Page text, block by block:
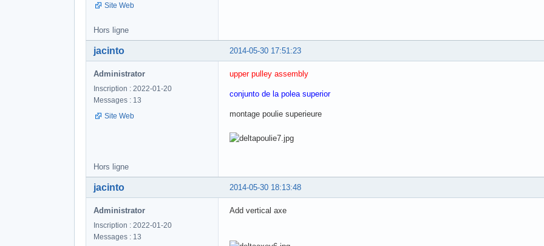
Site Web
Hors ligne
2014-05-30 17:51:23
jacinto
Administrator
Inscription : 2022-01-20
Messages : 13
Site Web
upper pulley assembly
conjunto de la polea superior
montage poulie superieure
Hors ligne
2014-05-30 18:13:48
jacinto
Administrator
Inscription : 2022-01-20
Messages : 13
Add vertical axe